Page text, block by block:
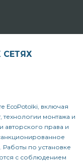
EcoPotolki, включая
монтажа и
авторского права и
по установке
с соблюдением